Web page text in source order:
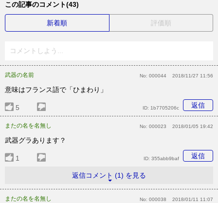
この記事のコメント(43)
新着順 評価順
コメントしよう...
武器の名前 No: 000044 2018/11/27 11:56
意味はフランス語で「ひまわり」
5 返信
ID: 1b7705206c
またの名を名無し No: 000023 2018/01/05 19:42
武器グラあります？
1 返信
ID: 355abb9baf
返信コメント (1) を見る
またの名を名無し No: 000038 2018/01/11 11:07